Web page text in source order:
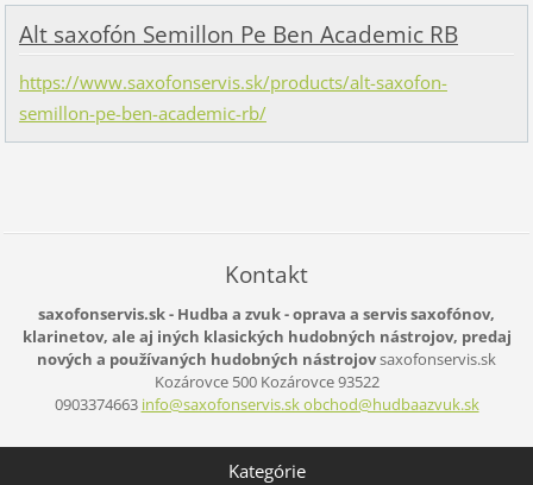
Alt saxofón Semillon Pe Ben Academic RB
https://www.saxofonservis.sk/products/alt-saxofon-
semillon-pe-ben-academic-rb/
Kontakt
saxofonservis.sk - Hudba a zvuk - oprava a servis saxofónov,
klarinetov, ale aj iných klasických hudobných nástrojov, predaj
nových a používaných hudobných nástrojovsaxofonservis.sk
Kozárovce 500Kozárovce93522
0903374663 info@saxofonservis.sk obchod@hudbaazvuk.sk
Kategórie